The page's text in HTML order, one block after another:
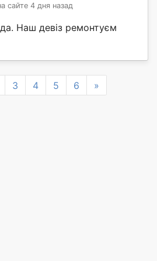
сайте 4 дня назад
Наш девіз ремонтуєм
3 4 5 6 »